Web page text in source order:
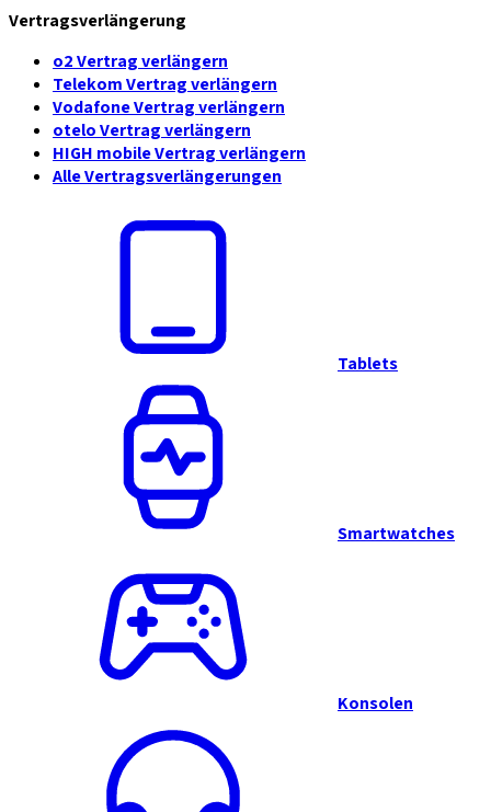
Vertragsverlängerung
o2 Vertrag verlängern
Telekom Vertrag verlängern
Vodafone Vertrag verlängern
otelo Vertrag verlängern
HIGH mobile Vertrag verlängern
Alle Vertragsverlängerungen
Tablets
Smartwatches
Konsolen